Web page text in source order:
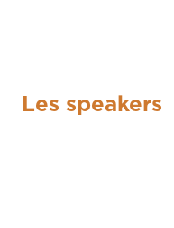
Les speakers